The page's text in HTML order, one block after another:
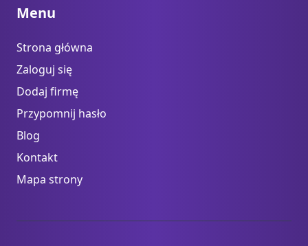
Menu
Strona główna
Zaloguj się
Dodaj firmę
Przypomnij hasło
Blog
Kontakt
Mapa strony